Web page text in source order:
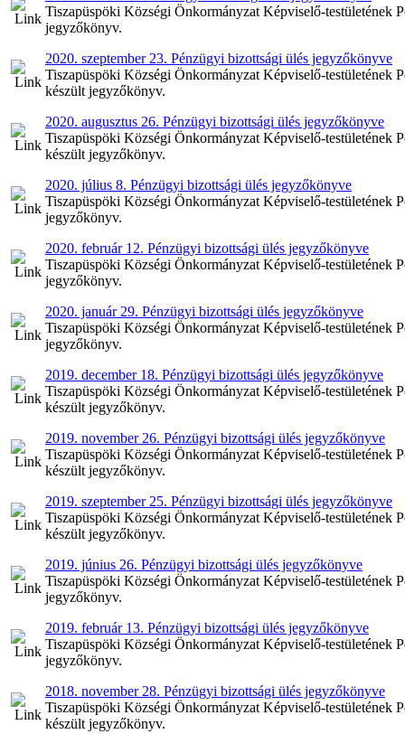
Tiszapüspöki Községi Önkormányzat Képviselő-testületének
jegyzőkönyv.
2020. szeptember 23. Pénzügyi bizottsági ülés jegyzőkönyve
Tiszapüspöki Községi Önkormányzat Képviselő-testületének
készült jegyzőkönyv.
2020. augusztus 26. Pénzügyi bizottsági ülés jegyzőkönyve
Tiszapüspöki Községi Önkormányzat Képviselő-testületének
készült jegyzőkönyv.
2020. július 8. Pénzügyi bizottsági ülés jegyzőkönyve
Tiszapüspöki Községi Önkormányzat Képviselő-testületének
jegyzőkönyv.
2020. február 12. Pénzügyi bizottsági ülés jegyzőkönyve
Tiszapüspöki Községi Önkormányzat Képviselő-testületének
jegyzőkönyv.
2020. január 29. Pénzügyi bizottsági ülés jegyzőkönyve
Tiszapüspöki Községi Önkormányzat Képviselő-testületének
jegyzőkönyv.
2019. december 18. Pénzügyi bizottsági ülés jegyzőkönyve
Tiszapüspöki Községi Önkormányzat Képviselő-testületének
készült jegyzőkönyv.
2019. november 26. Pénzügyi bizottsági ülés jegyzőkönyve
Tiszapüspöki Községi Önkormányzat Képviselő-testületének
készült jegyzőkönyv.
2019. szeptember 25. Pénzügyi bizottsági ülés jegyzőkönyve
Tiszapüspöki Községi Önkormányzat Képviselő-testületének
készült jegyzőkönyv.
2019. június 26. Pénzügyi bizottsági ülés jegyzőkönyve
Tiszapüspöki Községi Önkormányzat Képviselő-testületének
jegyzőkönyv.
2019. február 13. Pénzügyi bizottsági ülés jegyzőkönyve
Tiszapüspöki Községi Önkormányzat Képviselő-testületének
jegyzőkönyv.
2018. november 28. Pénzügyi bizottsági ülés jegyzőkönyve
Tiszapüspöki Községi Önkormányzat Képviselő-testületének
készült jegyzőkönyv.